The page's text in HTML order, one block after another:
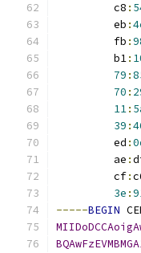
         c8
:
         eb
:
         fb
:
         b1
:
79 :
70 :
11:
39 :
         ed
:
         ae
:
         cf
:
3e :
-----BEGIN